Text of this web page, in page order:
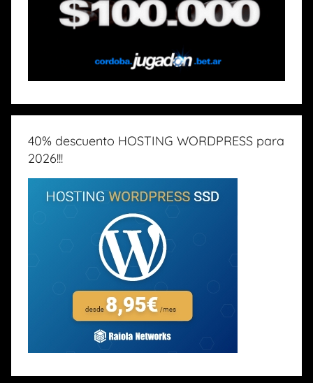
40% descuento HOSTING WORDPRESS para
2026!!!